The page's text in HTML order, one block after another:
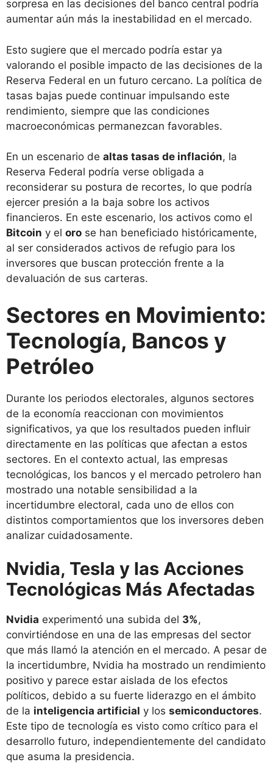
sorpresa en las decisiones del banco central podría
aumentar aún más la inestabilidad en el mercado.
Esto sugiere que el mercado podría estar ya
valorando el posible impacto de las decisiones de la
Reserva Federal en un futuro cercano. La política de
tasas bajas puede continuar impulsando este
rendimiento, siempre que las condiciones
macroeconómicas permanezcan favorables.
En un escenario de altas tasas de inflación, la
Reserva Federal podría verse obligada a
reconsiderar su postura de recortes, lo que podría
ejercer presión a la baja sobre los activos
financieros. En este escenario, los activos como el
Bitcoin y el oro se han beneficiado históricamente,
al ser considerados activos de refugio para los
inversores que buscan protección frente a la
devaluación de sus carteras.
Sectores en Movimiento:
Tecnología, Bancos y
Petróleo
Durante los periodos electorales, algunos sectores
de la economía reaccionan con movimientos
significativos, ya que los resultados pueden influir
directamente en las políticas que afectan a estos
sectores. En el contexto actual, las empresas
tecnológicas, los bancos y el mercado petrolero han
mostrado una notable sensibilidad a la
incertidumbre electoral, cada uno de ellos con
distintos comportamientos que los inversores deben
analizar cuidadosamente.
Nvidia, Tesla y las Acciones
Tecnológicas Más Afectadas
Nvidia experimentó una subida del 3%,
convirtiéndose en una de las empresas del sector
que más llamó la atención en el mercado. A pesar de
la incertidumbre, Nvidia ha mostrado un rendimiento
positivo y parece estar aislada de los efectos
políticos, debido a su fuerte liderazgo en el ámbito
de la inteligencia artificial y los semiconductores.
Este tipo de tecnología es visto como crítico para el
desarrollo futuro, independientemente del candidato
que asuma la presidencia.